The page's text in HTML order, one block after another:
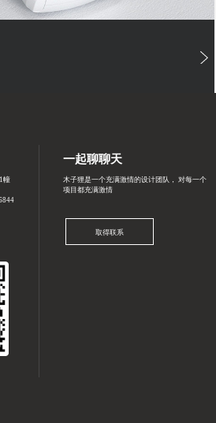
幢
一起聊聊天
木子狸是一个充满激情的设计团队， 对每一个
项目都充满激情
取得联系